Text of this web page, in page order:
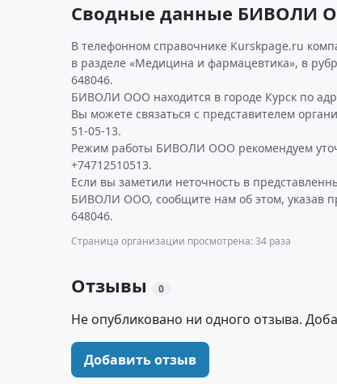
Сводные данные БИВОЛИ
В телефонном справочнике Kurskpage.ru
в разделе «Медицина и фармацевтика», в
648046.
БИВОЛИ ООО находится в городе Курск по
Вы можете связаться с представителем
51-05-13.
Режим работы БИВОЛИ ООО рекомендуем
+74712510513.
Если вы заметили неточность в
БИВОЛИ ООО, сообщите нам об этом, указав
648046.
Страница организации просмотрена: 34 раза
Отзывы 0
Не опубликовано ни одного отзыва.
Добавить отзыв